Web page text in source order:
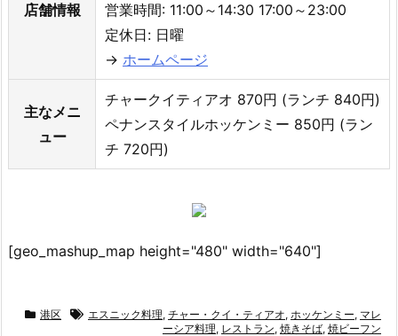
店舗情報
営業時間: 11:00～14:30 17:00～23:00
定休日: 日曜
→ ホームページ
主なメニ
ュー
チャークイティアオ 870円 (ランチ 840円)
ペナンスタイルホッケンミー 850円 (ラン
チ 720円)
[geo_mashup_map height="480" width="640"]
港区 エスニック料理, チャー・クイ・ティアオ, ホッケンミー, マレ
ーシア料理, レストラン, 焼きそば, 焼ビーフン